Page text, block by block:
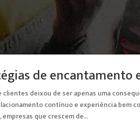
de encantamento
clientes deixou de ser apenas uma
contínuo e experiência bem
que crescem de...